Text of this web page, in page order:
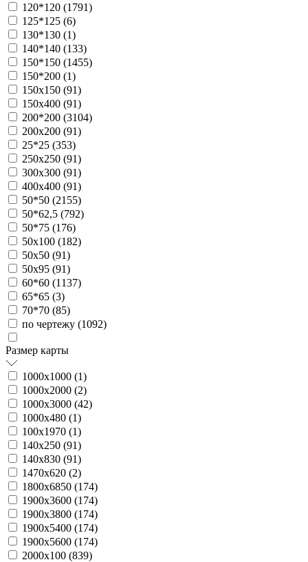
120*120 (1791)
125*125 (6)
130*130 (1)
140*140 (133)
150*150 (1455)
150*200 (1)
150х150 (91)
150х400 (91)
200*200 (3104)
200х200 (91)
25*25 (353)
250х250 (91)
300х300 (91)
400х400 (91)
50*50 (2155)
50*62,5 (792)
50*75 (176)
50х100 (182)
50х50 (91)
50х95 (91)
60*60 (1137)
65*65 (3)
70*70 (85)
по чертежу (1092)
Размер карты
1000х1000 (1)
1000х2000 (2)
1000х3000 (42)
1000х480 (1)
100х1970 (1)
140х250 (91)
140х830 (91)
1470х620 (2)
1800х6850 (174)
1900х3600 (174)
1900х3800 (174)
1900х5400 (174)
1900х5600 (174)
2000х100 (839)